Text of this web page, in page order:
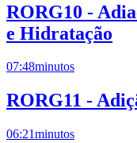
RORG10 -
e Hidratação
07:48minutos
RORG11 -
06:21minutos